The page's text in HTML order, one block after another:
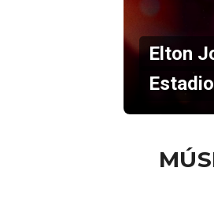
Maná